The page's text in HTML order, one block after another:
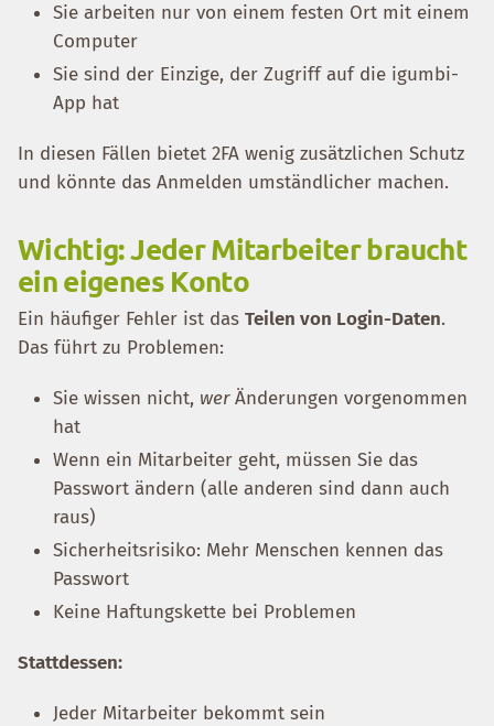
Sie arbeiten nur von einem festen Ort mit einem
Computer
Sie sind der Einzige, der Zugriff auf die igumbi-
App hat
In diesen Fällen bietet 2FA wenig zusätzlichen Schutz
und könnte das Anmelden umständlicher machen.
Wichtig: Jeder Mitarbeiter braucht
ein eigenes Konto
Ein häufiger Fehler ist das Teilen von Login-Daten.
Das führt zu Problemen:
Sie wissen nicht, werÄnderungen vorgenommen
hat
Wenn ein Mitarbeiter geht, müssen Sie das
Passwort ändern (alle anderen sind dann auch
raus)
Sicherheitsrisiko: Mehr Menschen kennen das
Passwort
Keine Haftungskette bei Problemen
Stattdessen:
Jeder Mitarbeiter bekommt sein